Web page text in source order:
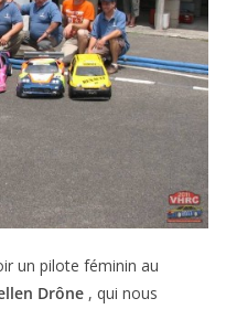
un pilote féminin au
Drône , qui nous